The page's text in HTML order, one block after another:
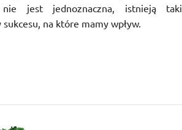
jest jednoznaczna, istnieją
na które mamy wpływ.